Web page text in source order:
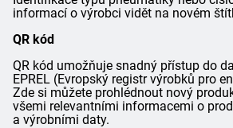
informací o výrobci vidět na novém
QR kód
QR kód umožňuje snadný přístup do
EPREL (Evropský registr výrobků pro
Zde si můžete prohlédnout nový
všemi relevantními informacemi o
a výrobními daty.